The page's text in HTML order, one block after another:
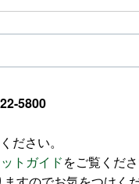
5800
ださい。
トガイドをご覧くださ